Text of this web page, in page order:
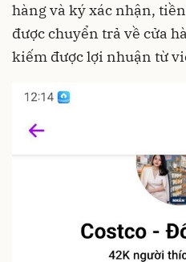
hàng và ký xác nhận,
được chuyển trả về cửa
kiếm được lợi nhuận từ